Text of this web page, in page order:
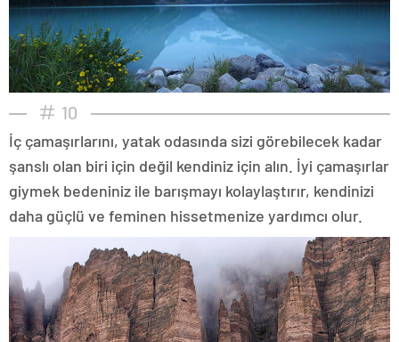
10
İç çamaşırlarını, yatak odasında sizi görebilecek kadar
şanslı olan biri için değil kendiniz için alın. İyi çamaşırlar
giymek bedeniniz ile barışmayı kolaylaştırır, kendinizi
daha güçlü ve feminen hissetmenize yardımcı olur.